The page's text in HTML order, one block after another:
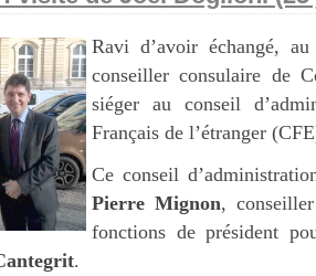
Ravi d’avoir échangé,
conseiller consulaire de
siéger au conseil
Français de l’étranger
Ce conseil
Pierre Mignon,
fonctions de président
.